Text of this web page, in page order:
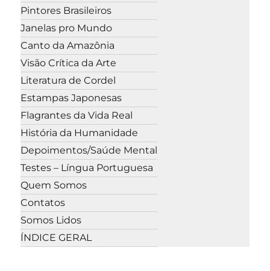
Pintores Brasileiros
Janelas pro Mundo
Canto da Amazônia
Visão Crítica da Arte
Literatura de Cordel
Estampas Japonesas
Flagrantes da Vida Real
História da Humanidade
Depoimentos/Saúde Mental
Testes – Língua Portuguesa
Quem Somos
Contatos
Somos Lidos
ÍNDICE GERAL